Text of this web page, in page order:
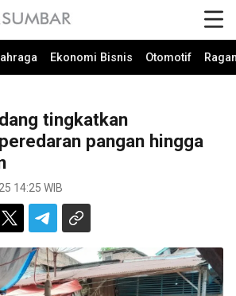
Ekonomi Bisnis Otomotif
tingkatkan
pangan hingga
14:25 WIB